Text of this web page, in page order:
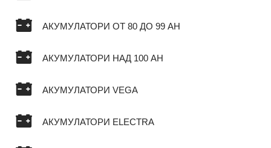
АКУМУЛАТОРИ ОТ 80 ДО 99 AH
АКУМУЛАТОРИ НАД 100 AH
АКУМУЛАТОРИ VEGA
АКУМУЛАТОРИ ELECTRA